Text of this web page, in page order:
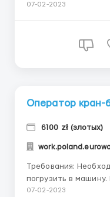
Производство
07-02-2023
Оператор кран-
6100 zł (злотых)
Требования: Необходимо разгрузить товар с машин,
погрузить в
цеплять стропа.
07-02-2023